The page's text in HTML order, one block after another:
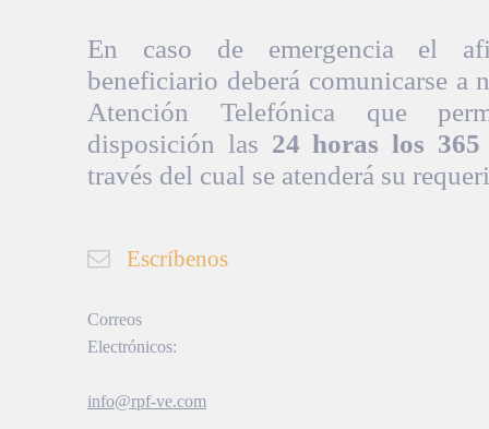
En caso de emergencia el
beneficiario deberá comunicarse a
Atención Telefónica que
disposición las 24 horas los
través del cual se atenderá su
Escríbenos
Correos
Electrónicos:
info@rpf-ve.com